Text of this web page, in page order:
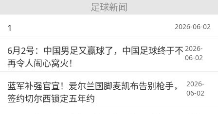
足球新闻
1 2026-06-02
6月2号：中国男足又赢球了，中国足球终于不
再令人闹心窝火！
2026-
06-02
蓝军补强官宣！爱尔兰国脚麦凯布告别枪手，
签约切尔西锁定五年约
2026-
06-02